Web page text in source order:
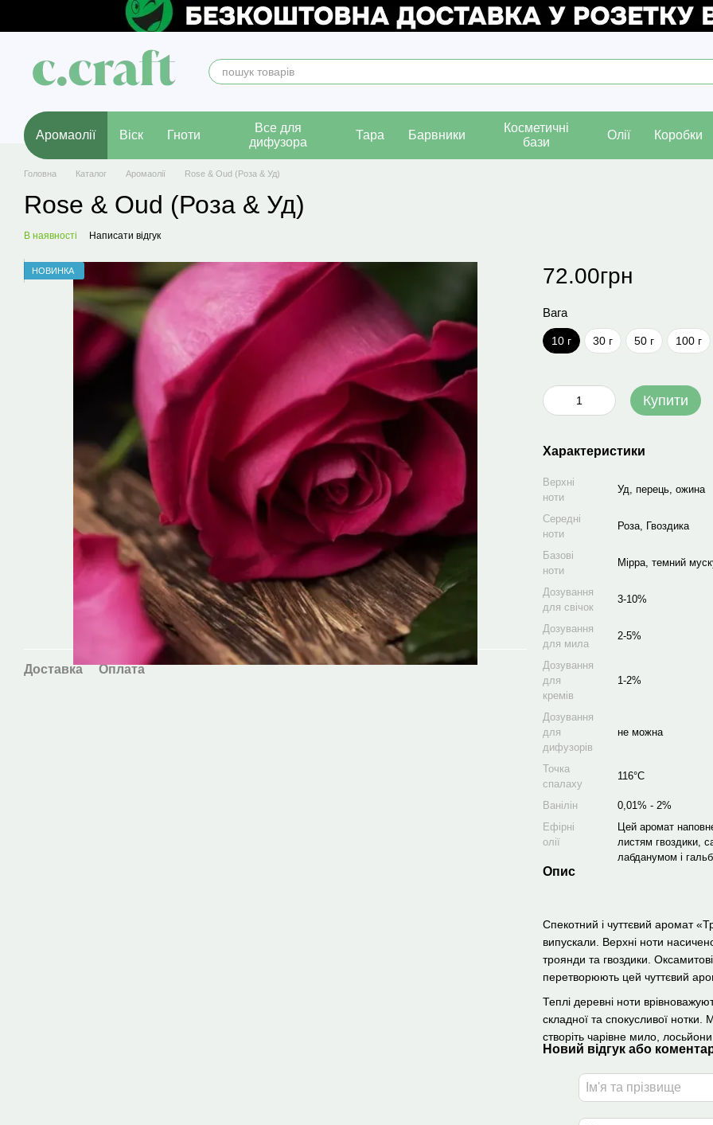
Перейти до основного контенту
Аромаолії Віск Гноти
Все для
дифузора
Тара Барвники
Косметичні
бази
Олії Коробки
Головна Каталог Аромаолії Rose & Oud (Роза & Уд)
Rose & Oud (Роза & Уд)
В наявності Написати відгук
НОВИНКА
Доставка Оплата
72.00грн
Вага
10 г 30 г 50 г 100 г
Купити
Характеристики
Верхні
ноти
Уд, перець, ожина
Середні
ноти
Роза, Гвоздика
Базові
ноти
Мірра, темний
Дозування
для свічок
3-10%
Дозування
для мила
2-5%
Дозування
для
кремів
1-2%
Дозування
для
дифузорів
не можна
Точка
спалаху
116°C
Ванілін
0,01% - 2%
Ефірні
олії
Цей аромат
листям гвоздики,
лабданумом і
Опис
Спекотний і чуттєвий аромат
випускали. Верхні ноти
троянди та гвоздики.
перетворюють цей чуттєвий
Теплі деревні ноти
складної та спокусливої
створіть чарівне мило,
Новий відгук або